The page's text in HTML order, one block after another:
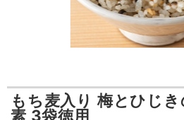
もち麦入り 梅とひじ
素 3袋徳用